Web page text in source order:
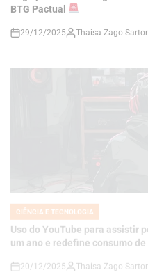
on
20/12/2025 Thaisa Zago Sartori